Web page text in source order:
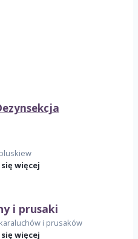
więcej
i prusaki
i prusaków
więcej